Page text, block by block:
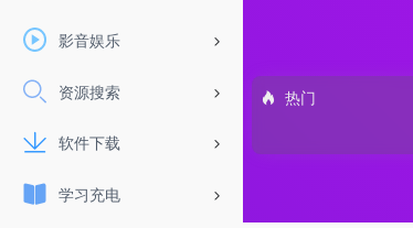
影音娱乐
资源搜索
软件下载
学习充电
热门